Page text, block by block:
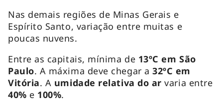
Nas demais regiões de Minas Gerais e
Espírito Santo, variação entre muitas e
poucas nuvens.
Entre as capitais, mínima de 13ºC em São
Paulo. A máxima deve chegar a32ºC em
Vitória. A umidade relativa do arvaria entre
40% e 100%.